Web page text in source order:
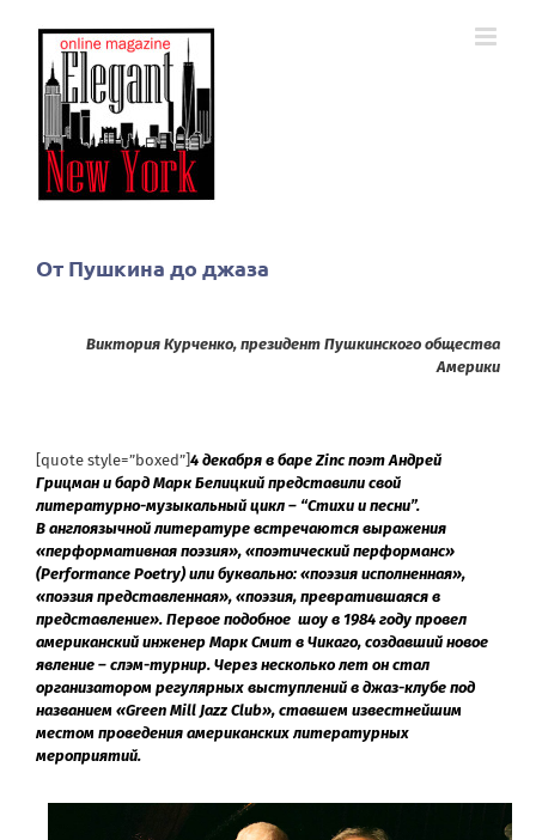
От Пушкина до джаза
Виктория Курченко, президент Пушкинского общества
Америки
[quote style=”boxed”] 4 декабря в баре Zinc поэт Андрей
Грицман и бард Марк Белицкий представили свой
литературно-музыкальный цикл – “Стихи и песни”.
В англоязычной литературе встречаются выражения
«перформативная поэзия», «поэтический перформанс»
(Performance Poetry) или буквально: «поэзия исполненная»,
«поэзия представленная», «поэзия, превратившаяся в
представление». Первое подобное шоу в 1984 году провел
американский инженер Марк Смит в Чикаго, создавший новое
явление – слэм-турнир. Через несколько лет он стал
организатором регулярных выступлений в джаз-клубе под
названием «Green Mill Jazz Club», ставшем известнейшим
местом проведения американских литературных
мероприятий.